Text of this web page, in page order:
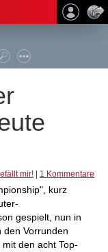
mir! 1 Kommentare
kurz
gespielt, nun in
den Vorrunden
den acht Top-